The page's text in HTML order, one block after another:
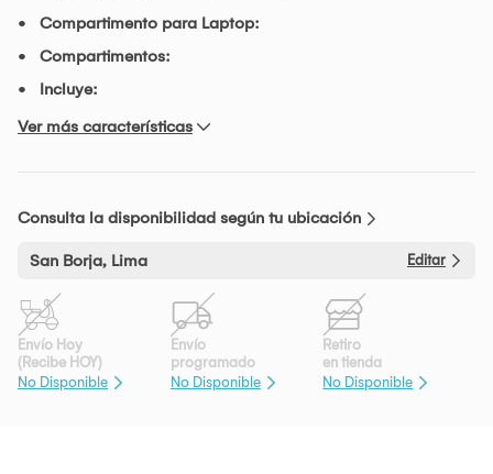
Compartimento para Laptop:
Compartimentos:
Incluye:
Ver más características
Consulta la disponibilidad según tu ubicación
San Borja, Lima Editar
Envío Hoy
(Recibe HOY)
No Disponible
Envío
programado
No Disponible
Retiro
en tienda
No Disponible